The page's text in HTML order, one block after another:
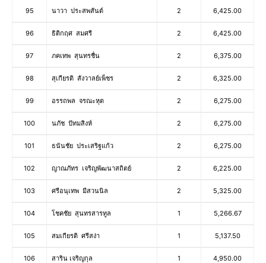
95 นาวา ประสพสันต์ 2 6,425.00
96 ธิติกฤศ สมศรี 2 6,425.00
97 ภคเทพ สุนทรชื่น 2 6,375.00
98 สุเกียรติ สังวาลย์เพ็ชร 2 6,325.00
99 อรรถพล จรณะหุต 2 6,275.00
100 นภัช ปัทมสิงห์ 2 6,275.00
101 ธนันชัย ประเสริฐแก้ว 2 6,275.00
102 ญาณภัทร เจริญพัฒนาสถิตย์ 2 6,225.00
103 ศรีอนุเทพ มีสวนนิล 2 5,325.00
104 โชคชัย สุนทรสารทูล 1 5,266.67
105 สมเกียรติ ศรีสง่า 1 5,137.50
106 สาริน เจริญกุล 1 4,950.00